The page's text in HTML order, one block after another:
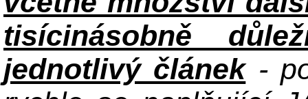
tisícinásobně
jednotlivý článek-